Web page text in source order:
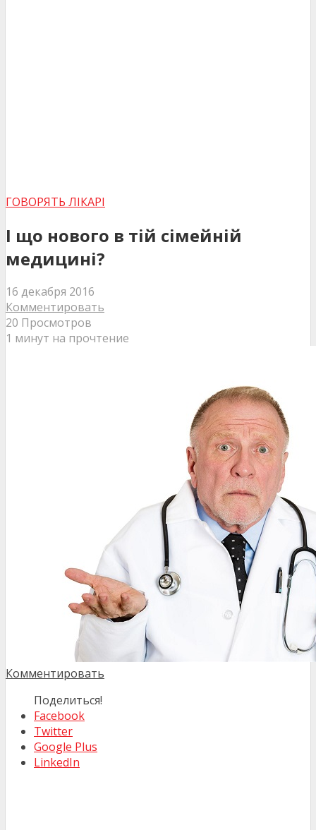
ГОВОРЯТЬ ЛІКАРІ
І що нового в тій сімейній
медицині?
16 декабря 2016
Комментировать
20 Просмотров
1 минут на прочтение
Комментировать
Поделиться!
Facebook
Twitter
Google Plus
LinkedIn